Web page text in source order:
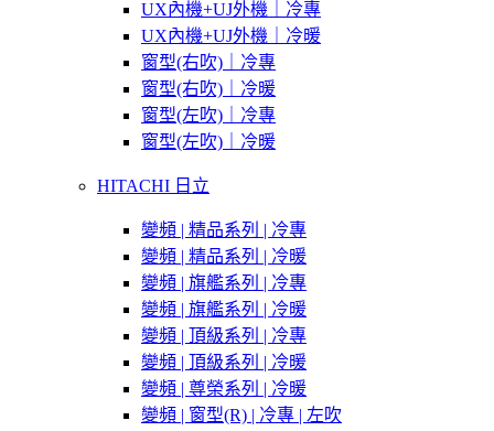
UX內機+UJ外機｜冷專
UX內機+UJ外機｜冷暖
窗型(右吹)｜冷專
窗型(右吹)｜冷暖
窗型(左吹)｜冷專
窗型(左吹)｜冷暖
HITACHI 日立
變頻 | 精品系列 | 冷專
變頻 | 精品系列 | 冷暖
變頻 | 旗艦系列 | 冷專
變頻 | 旗艦系列 | 冷暖
變頻 | 頂級系列 | 冷專
變頻 | 頂級系列 | 冷暖
變頻 | 尊榮系列 | 冷暖
變頻 | 窗型(R) | 冷專 | 左吹